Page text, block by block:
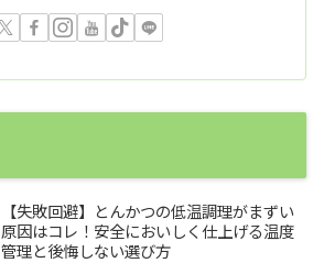
【失敗回避】とんかつの低温調理がまずい
原因はコレ！安全においしく仕上げる温度
管理と後悔しない選び方